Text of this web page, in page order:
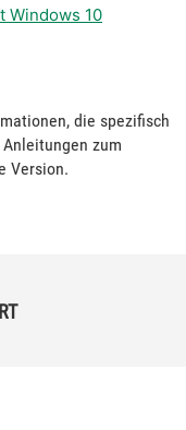
Windows 10
die spezifisch
zum
Version.